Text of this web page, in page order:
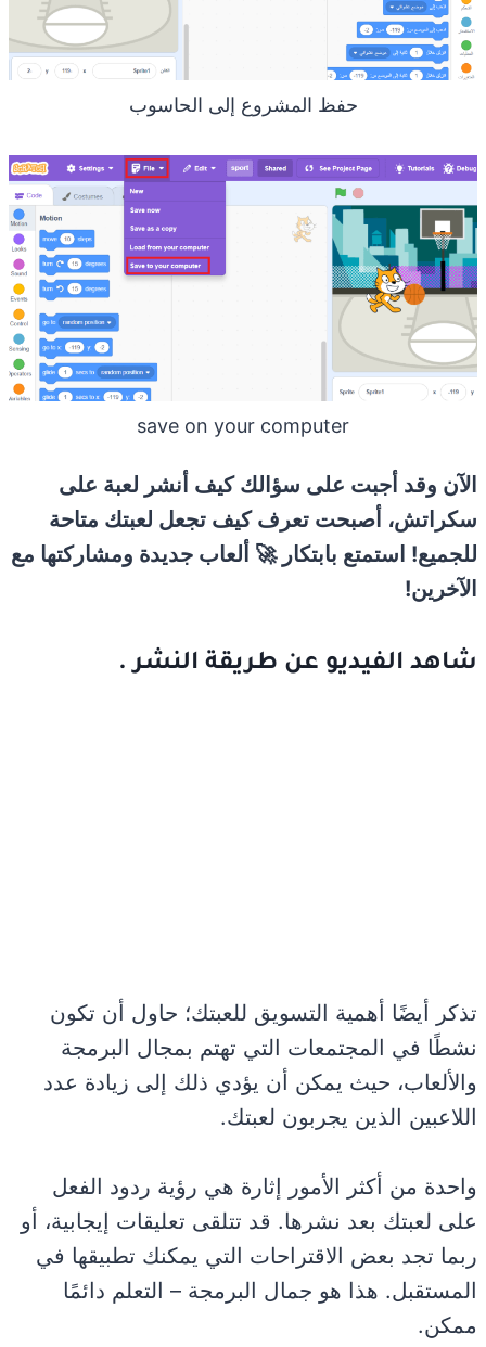
حفظ المشروع إلى الحاسوب
save on your computer
الآن وقد أجبت على سؤالك كيف أنشر لعبة على
سكراتش، أصبحت تعرف كيف تجعل لعبتك متاحة
للجميع! استمتع بابتكار 🚀 ألعاب جديدة ومشاركتها مع
الآخرين!
شاهد الفيديو عن طريقة النشر .
تذكر أيضًا أهمية التسويق للعبتك؛ حاول أن تكون
نشطًا في المجتمعات التي تهتم بمجال البرمجة
والألعاب، حيث يمكن أن يؤدي ذلك إلى زيادة عدد
اللاعبين الذين يجربون لعبتك.
واحدة من أكثر الأمور إثارة هي رؤية ردود الفعل
على لعبتك بعد نشرها. قد تتلقى تعليقات إيجابية، أو
ربما تجد بعض الاقتراحات التي يمكنك تطبيقها في
المستقبل. هذا هو جمال البرمجة – التعلم دائمًا
ممكن.